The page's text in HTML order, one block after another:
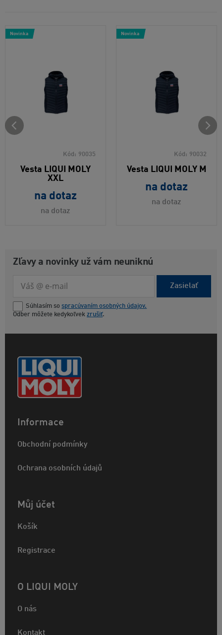
Kód: 90035
Vesta LIQUI MOLY
XXL
na dotaz
na dotaz
Novinka
Kód: 90032
Vesta LIQUI MOLY M
na dotaz
na dotaz
Novinka
Zľavy a novinky už vám neuniknú
Zasielať
Súhlasím so spracúvaním osobných údajov.
Odber môžete kedykoľvek zrušiť.
Informace
Obchodní podmínky
Ochrana osobních údajů
Můj účet
Košík
Registrace
O LIQUI MOLY
O nás
Kontakt